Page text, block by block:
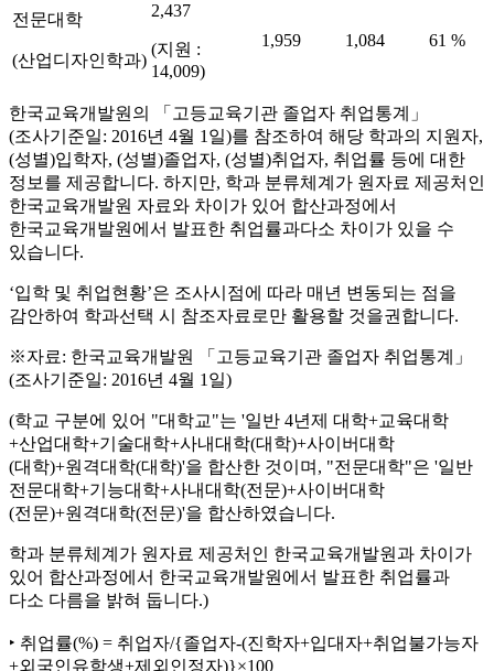
전문대학
(산업디자인학과)
2,437
(지원 :
14,009)
1,959 1,084 61 %
한국교육개발원의 「고등교육기관 졸업자 취업통계」
(조사기준일: 2016년 4월 1일)를 참조하여 해당 학과의 지원자,
(성별)입학자, (성별)졸업자, (성별)취업자, 취업률 등에 대한
정보를 제공합니다. 하지만, 학과 분류체계가 원자료 제공처인
한국교육개발원 자료와 차이가 있어 합산과정에서
한국교육개발원에서 발표한 취업률과다소 차이가 있을 수
있습니다.
‘입학 및 취업현황’은 조사시점에 따라 매년 변동되는 점을
감안하여 학과선택 시 참조자료로만 활용할 것을권합니다.
※자료: 한국교육개발원 「고등교육기관 졸업자 취업통계」
(조사기준일: 2016년 4월 1일)
(학교 구분에 있어 "대학교"는 '일반 4년제 대학+교육대학
+산업대학+기술대학+사내대학(대학)+사이버대학
(대학)+원격대학(대학)'을 합산한 것이며, "전문대학"은 '일반
전문대학+기능대학+사내대학(전문)+사이버대학
(전문)+원격대학(전문)'을 합산하였습니다.
학과 분류체계가 원자료 제공처인 한국교육개발원과 차이가
있어 합산과정에서 한국교육개발원에서 발표한 취업률과
다소 다름을 밝혀 둡니다.)
‣ 취업률(%) = 취업자/{졸업자-(진학자+입대자+취업불가능자
+외국인유학생+제외인정자)}×100